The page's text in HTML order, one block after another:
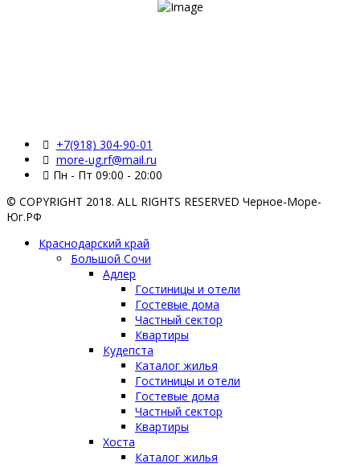
+7(918) 304-90-01
more-ug.rf@mail.ru
Пн - Пт 09:00 - 20:00
© COPYRIGHT 2018. ALL RIGHTS RESERVED Черное-Море-
Юг.РФ
Краснодарский край
Большой Сочи
Адлер
Гостиницы и отели
Гостевые дома
Частный сектор
Квартиры
Кудепста
Каталог жилья
Гостиницы и отели
Гостевые дома
Частный сектор
Квартиры
Хоста
Каталог жилья